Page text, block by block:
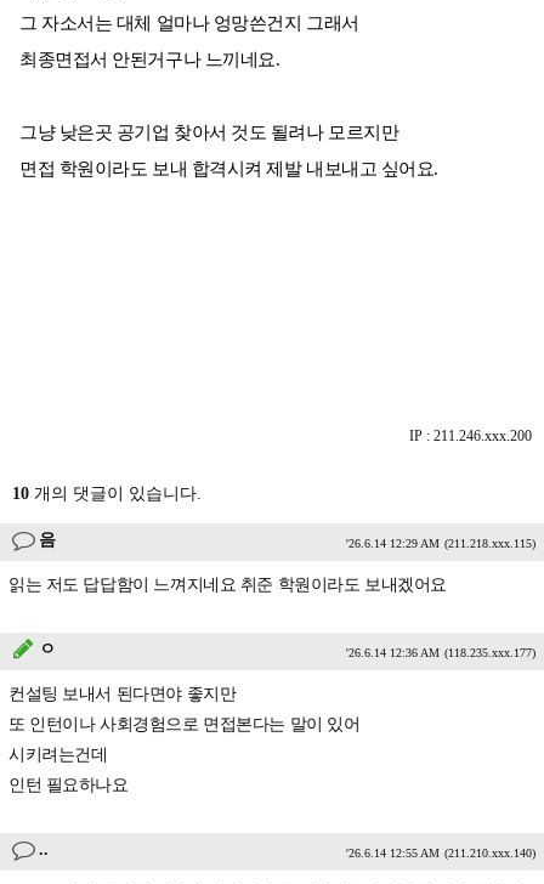
그 자소서는 대체 얼마나 엉망쓴건지 그래서
최종면접서 안된거구나 느끼네요.
그냥 낮은곳 공기업 찾아서 것도 될려나 모르지만
면접 학원이라도 보내 합격시켜 제발 내보내고 싶어요.
IP : 211.246.xxx.200
10 개의 댓글이 있습니다.
음 '26.6.14 12:29 AM (211.218.xxx.115)
읽는 저도 답답함이 느껴지네요 취준 학원이라도 보내겠어요
ㅇ '26.6.14 12:36 AM (118.235.xxx.177)
컨설팅 보내서 된다면야 좋지만
또 인턴이나 사회경험으로 면접본다는 말이 있어
시키려는건데
인턴 필요하나요
.. '26.6.14 12:55 AM (211.210.xxx.140)